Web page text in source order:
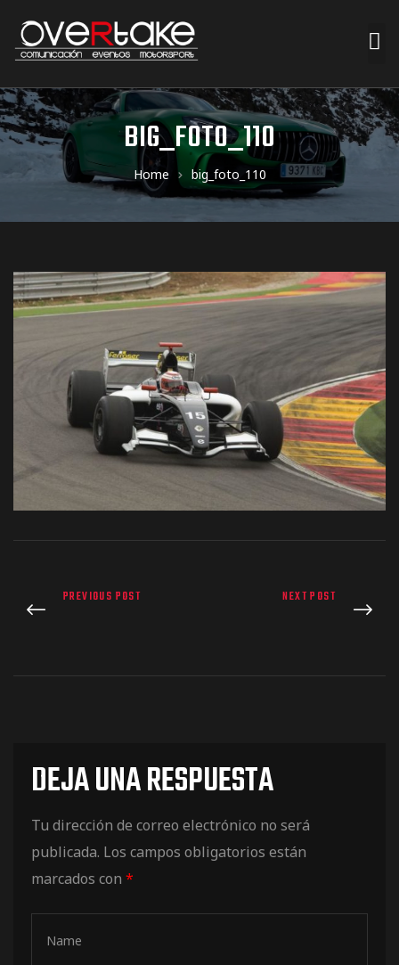
BIG_FOTO_110
Home big_foto_110
PREVIOUS POST NEXT POST
DEJA UNA RESPUESTA
Tu dirección de correo electrónico no será
publicada. Los campos obligatorios están
marcados con *
Series